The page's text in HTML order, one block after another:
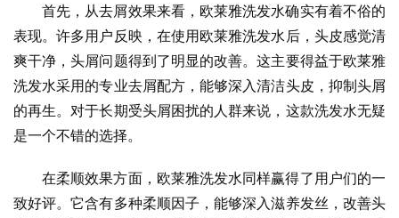
首先，从去屑效果来看，欧莱雅洗发水确实有着不俗的
表现。许多用户反映，在使用欧莱雅洗发水后，头皮感觉清
爽干净，头屑问题得到了明显的改善。这主要得益于欧莱雅
洗发水采用的专业去屑配方，能够深入清洁头皮，抑制头屑
的再生。对于长期受头屑困扰的人群来说，这款洗发水无疑
是一个不错的选择。
在柔顺效果方面，欧莱雅洗发水同样赢得了用户们的一
致好评。它含有多种柔顺因子，能够深入滋养发丝，改善头